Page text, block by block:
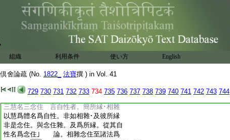
組織 利用条件 使い方 English
倶舍論疏 (No. 1822_ 法寶撰 ) in Vol. 41
729 730 731 732 733 734 735 736 737 738 739 740 741 742 743 744
隨其所應如是應分分可別分 19
析。各各別
觀名成滿位。正理論云 前説與此
20
論同
或如前説觀究竟相。謂後後位善根増長。
如畦中水汎溢漫流。有説。欻然非愛相起。此
有二種。其二者何。一能發瞋。二令不樂。此
21
但有令不樂相。以所習事。若未自在。爲
求成滿故起欣樂。此於所習已得自在。
止息希求故無欣樂｣ 論。何等名爲四
念住體。問也｣ 論。此四念住至所縁別故。
答也｣ 論。自性念住至三種念住。此牒第
三慧名三念住 言自性者。簡所縁･相雜
以慧爲體名爲自性。非如相雜･及彼所縁
非是念住。與念住雜。及爲所縁。從其自
性名爲念住｣ 論。相雜念住至諸法爲